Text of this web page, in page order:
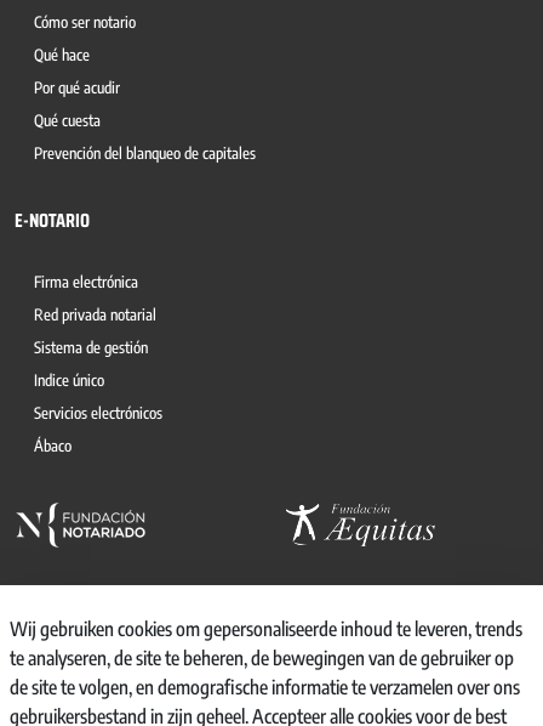
Cómo ser notario
Qué hace
Por qué acudir
Qué cuesta
Prevención del blanqueo de capitales
E-NOTARIO
Firma electrónica
Red privada notarial
Sistema de gestión
Indice único
Servicios electrónicos
Ábaco
© 2026, CONSEJO GENERAL DEL NOTARIO
CANAL INTERNO DE INFORMACIÓN
Wij gebruiken cookies om gepersonaliseerde inhoud te leveren, trends
te analyseren, de site te beheren, de bewegingen van de gebruiker op
de site te volgen, en demografische informatie te verzamelen over ons
gebruikersbestand in zijn geheel. Accepteer alle cookies voor de best